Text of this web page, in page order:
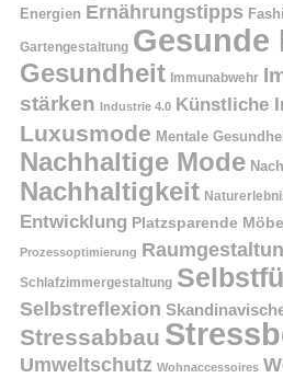
Energien Ernährungstipps
Gartengestaltung Gesunde
Gesundheit Immunabwehr
stärken
Industrie 4.0 Künstliche
Luxusmode Mentale
Nachhaltige Mode
Nachhaltigkeit
Entwicklung Platzsparende Möbel
Prozessoptimierung
Schlafzimmergestaltung
Selbstreflexion
Stressabbau
Umweltschutz Wohnaccessoires